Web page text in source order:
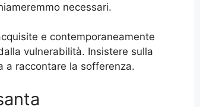
necessari.
e contemporaneamente
vulnerabilità. Insistere sulla
a raccontare la sofferenza.